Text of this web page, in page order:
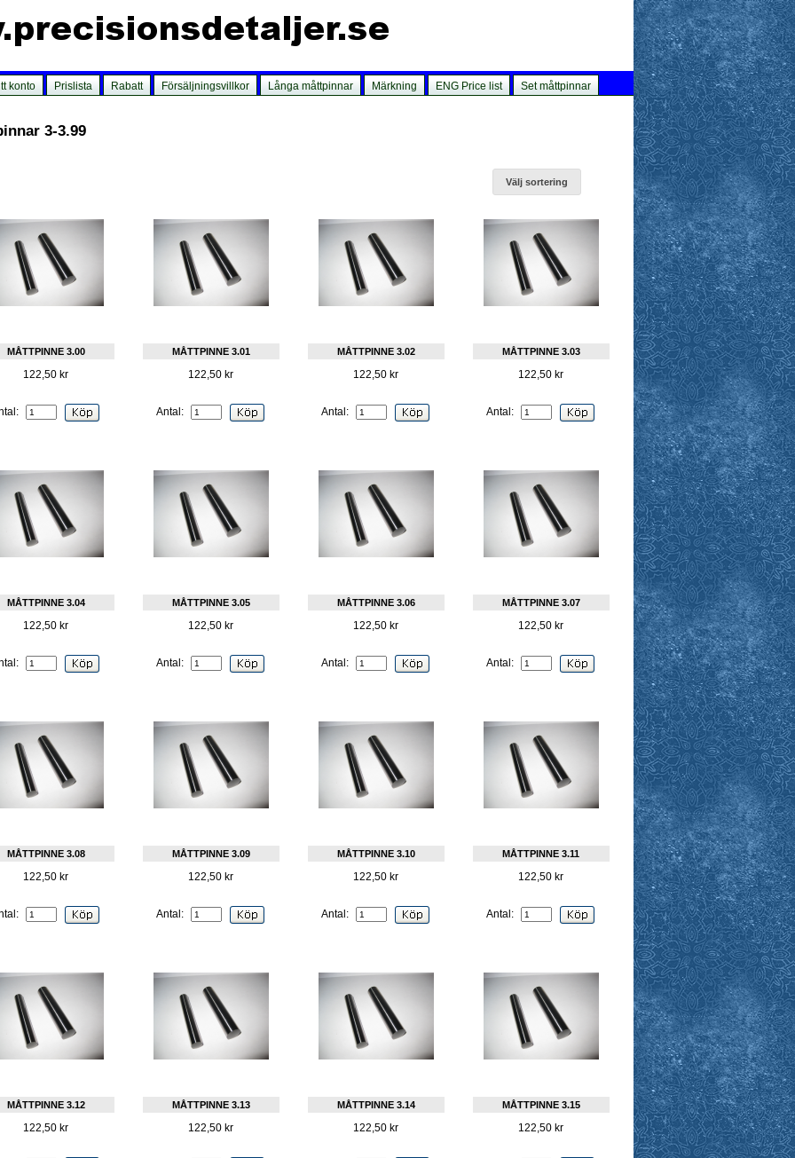
konto Prislista Rabatt Försäljningsvillkor Långa måttpinnar Märkning ENG Price list Set måttpinnar
3-3.99
Välj sortering
MÅTTPINNE 3.00
122,50 kr
MÅTTPINNE 3.01
122,50 kr
Antal:
MÅTTPINNE 3.02
122,50 kr
Antal:
MÅTTPINNE 3.03
122,50 kr
Antal:
MÅTTPINNE 3.04
122,50 kr
MÅTTPINNE 3.05
122,50 kr
Antal:
MÅTTPINNE 3.06
122,50 kr
Antal:
MÅTTPINNE 3.07
122,50 kr
Antal:
MÅTTPINNE 3.08
122,50 kr
MÅTTPINNE 3.09
122,50 kr
Antal:
MÅTTPINNE 3.10
122,50 kr
Antal:
MÅTTPINNE 3.11
122,50 kr
Antal:
MÅTTPINNE 3.12
122,50 kr
MÅTTPINNE 3.13
122,50 kr
MÅTTPINNE 3.14
122,50 kr
MÅTTPINNE 3.15
122,50 kr